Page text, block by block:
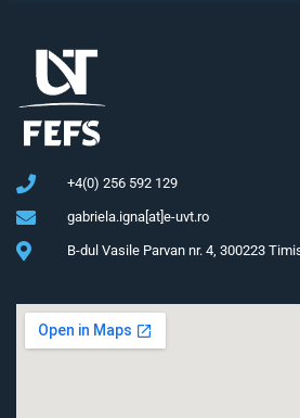
+4(0) 256 592 129
gabriela.igna[at]e-uvt.ro
B-dul Vasile Parvan nr. 4, 300223